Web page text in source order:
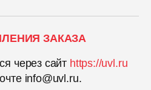
ЗАКАЗА
через сайт https://uvl.ru
info@uvl.ru.